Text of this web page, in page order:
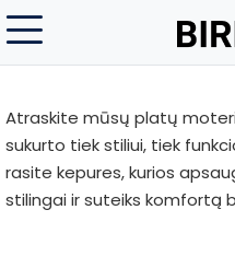
Atraskite mūsų platų
sukurto tiek stiliui, tiek
rasite kepures, kurios
stilingai ir suteiks komfortą